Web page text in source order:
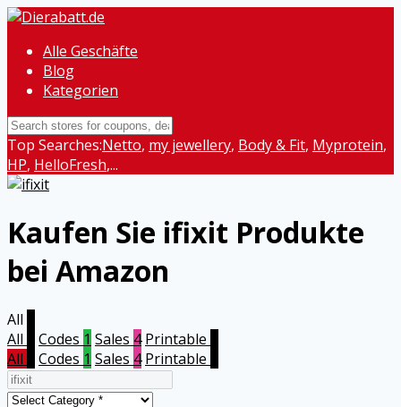
Alle Geschäfte
Blog
Kategorien
Top Searches:Netto, my jewellery, Body & Fit, Myprotein,
HP, HelloFresh,...
Kaufen Sie ifixit Produkte
bei Amazon
All
All
Codes 1 Sales 4 Printable
All
Codes 1 Sales 4 Printable